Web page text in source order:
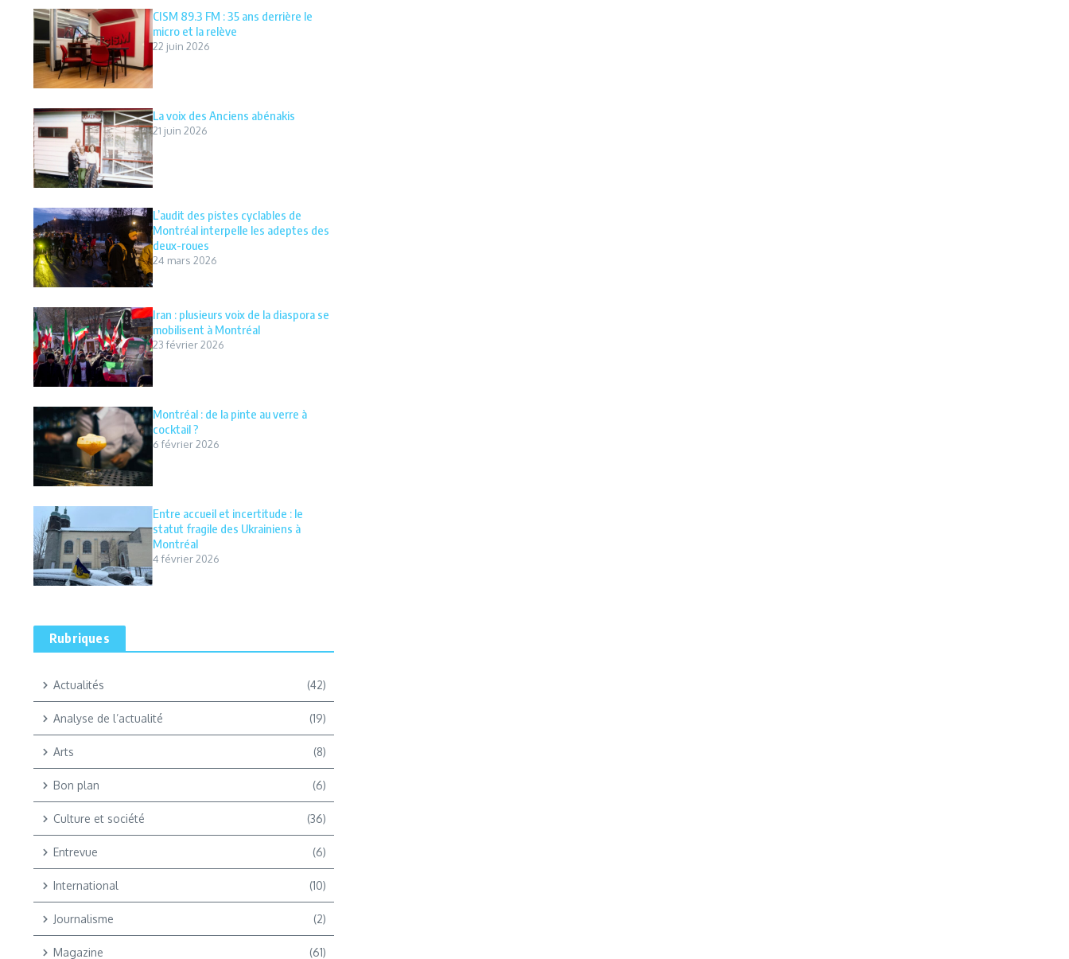
CISM 89.3 FM : 35 ans derrière le
micro et la relève
22 juin 2026
La voix des Anciens abénakis
21 juin 2026
L’audit des pistes cyclables de
Montréal interpelle les adeptes des
deux-roues
24 mars 2026
Iran : plusieurs voix de la diaspora se
mobilisent à Montréal
23 février 2026
Montréal : de la pinte au verre à
cocktail ?
6 février 2026
Entre accueil et incertitude : le
statut fragile des Ukrainiens à
Montréal
4 février 2026
Rubriques
Actualités (42)
Analyse de l’actualité (19)
Arts (8)
Bon plan (6)
Culture et société (36)
Entrevue (6)
International (10)
Journalisme (2)
Magazine (61)